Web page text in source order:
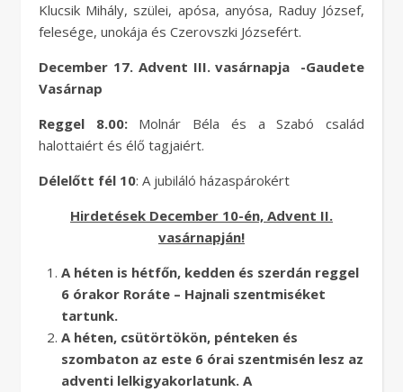
Klucsik Mihály, szülei, apósa, anyósa, Raduy József,
felesége, unokája és Czerovszki Józsefért.
December 17. Advent III. vasárnapja -Gaudete
Vasárnap
Reggel 8.00:Molnár Béla és a Szabó család
halottaiért és élő tagjaiért.
Délelőtt fél 10: A jubiláló házaspárokért
Hirdetések December 10-én, Advent II.
vasárnapján!
A héten is hétfőn, kedden és szerdán reggel
6 órakor Roráte – Hajnali szentmiséket
tartunk.
A héten, csütörtökön, pénteken és
szombaton az este 6 órai szentmisén lesz az
adventi lelkigyakorlatunk. A